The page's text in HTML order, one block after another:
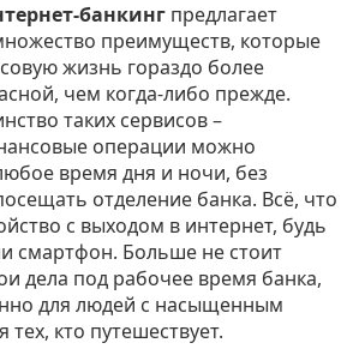
банкинг предлагает
преимуществ, которые
жизнь гораздо более
чем когда-либо прежде.
таких сервисов –
операции можно
время дня и ночи, без
отделение банка. Всё, что
с выходом в интернет, будь
смартфон. Больше не стоит
дела под рабочее время банка,
для людей с насыщенным
кто путешествует.